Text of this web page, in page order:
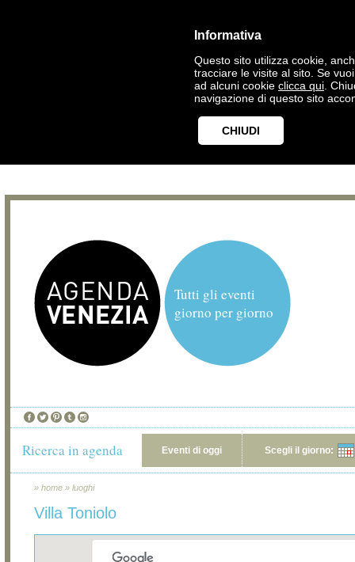
Informativa
Questo sito utilizza cookie,
tracciare le visite al sito. Se
ad alcuni cookie clicca qui .
navigazione di questo sito
CHIUDI
Tutti gli eventi
giorno per giorno
Ricerca in agenda Eventi di oggi Scegli il giorno:
» home » luoghi
Villa Toniolo